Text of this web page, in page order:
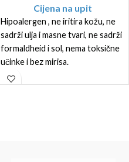
Cijena na upit
Hipoalergen , ne iritira kožu, ne
sadrži ulja i masne tvari, ne sadrži
formaldheid i sol, nema toksične
učinke i bez mirisa.
Ne oštećuje površine senzora